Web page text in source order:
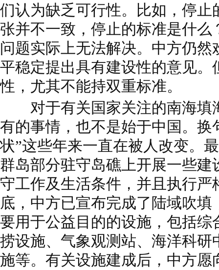
们认为缺乏可行性。比如，停止
张并不一致，停止的标准是什
问题实际上无法解决。中方仍
平稳定提出具有建设性的意见。
性，尤其不能持双重标准。
对于有关国家关注的南海填
有的事情，也不是始于中国。换
状”这些年来一直在被人改变。
群岛部分驻守岛礁上开展一些
守工作及生活条件，并且执行严
底，中方已宣布完成了陆域吹
要用于公益目的的设施，包括综
捞设施、气象观测站、海洋科研
施等。有关设施建成后，中方愿